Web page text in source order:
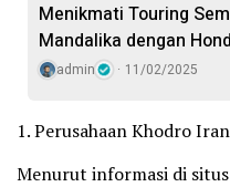
Menikmati Touring
Mandalika dengan
admin 11/02/2025
1. Perusahaan Khodro
Menurut informasi di